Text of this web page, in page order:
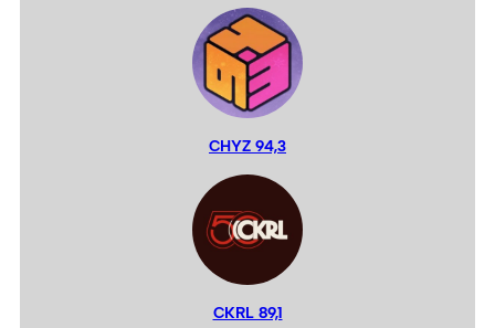
CHYZ 94,3
CKRL 89,1